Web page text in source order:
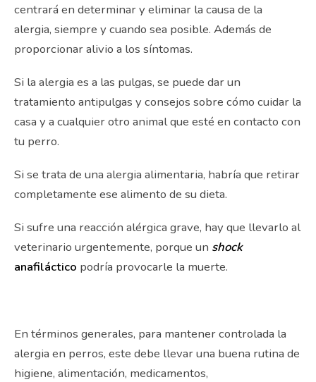
centrará en determinar y eliminar la causa de la
alergia, siempre y cuando sea posible. Además de
proporcionar alivio a los síntomas.
Si la alergia es a las pulgas, se puede dar un
tratamiento antipulgas y consejos sobre cómo cuidar la
casa y a cualquier otro animal que esté en contacto con
tu perro.
Si se trata de una alergia alimentaria, habría que retirar
completamente ese alimento de su dieta.
Si sufre una reacción alérgica grave, hay que llevarlo al
veterinario urgentemente, porque un shock
anafiláctico podría provocarle la muerte.
En términos generales, para mantener controlada la
alergia en perros, este debe llevar una buena rutina de
higiene, alimentación, medicamentos,